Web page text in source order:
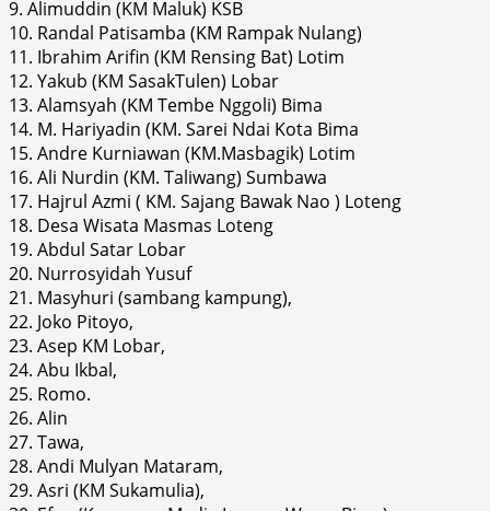
9. Alimuddin (KM Maluk) KSB
10. Randal Patisamba (KM Rampak Nulang)
11. Ibrahim Arifin (KM Rensing Bat) Lotim
12. Yakub (KM SasakTulen) Lobar
13. Alamsyah (KM Tembe Nggoli) Bima
14. M. Hariyadin (KM. Sarei Ndai Kota Bima
15. Andre Kurniawan (KM.Masbagik) Lotim
16. Ali Nurdin (KM. Taliwang) Sumbawa
17. Hajrul Azmi ( KM. Sajang Bawak Nao ) Loteng
18. Desa Wisata Masmas Loteng
19. Abdul Satar Lobar
20. Nurrosyidah Yusuf
21. Masyhuri (sambang kampung),
22. Joko Pitoyo,
23. Asep KM Lobar,
24. Abu Ikbal,
25. Romo.
26. Alin
27. Tawa,
28. Andi Mulyan Mataram,
29. Asri (KM Sukamulia),